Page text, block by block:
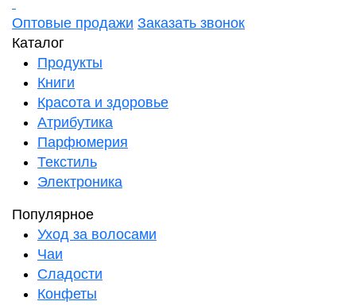
Оптовые продажи Заказать звонок
Каталог
Продукты
Книги
Красота и здоровье
Атрибутика
Парфюмерия
Текстиль
Электроника
Популярное
Уход за волосами
Чаи
Сладости
Конфеты